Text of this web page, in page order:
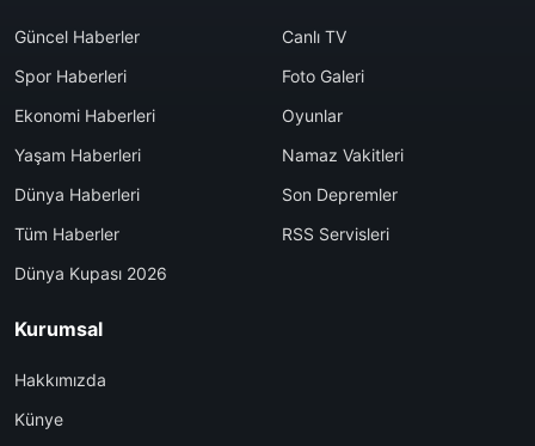
Güncel Haberler
Spor Haberleri
Ekonomi Haberleri
Yaşam Haberleri
Dünya Haberleri
Tüm Haberler
Dünya Kupası 2026
Canlı TV
Foto Galeri
Oyunlar
Namaz Vakitleri
Son Depremler
RSS Servisleri
Kurumsal
Hakkımızda
Künye